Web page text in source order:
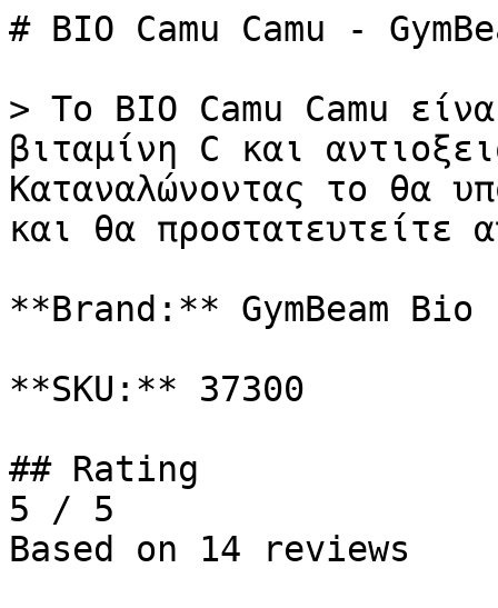
# BIO Camu Camu -
> Το BIO Camu Camu
βιταμίνη C και
Καταναλώνοντας το θα
και θα προστατευτείτε
**Brand:** GymBeam Bio
**SKU:** 37300
## Rating
5 / 5
Based on 14 reviews